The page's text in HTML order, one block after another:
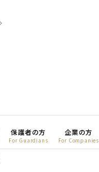
For Guardians
保護者の方
For Companies
企業の方